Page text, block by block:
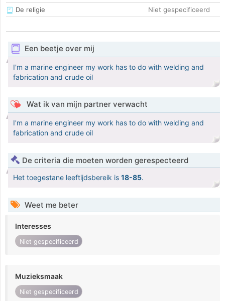
De religie
Niet gespecificeerd
Een beetje over mij
I'm a marine engineer my work has to do with welding and
fabrication and crude oil
Wat ik van mijn partner verwacht
I'm a marine engineer my work has to do with welding and
fabrication and crude oil
De criteria die moeten worden gerespecteerd
Het toegestane leeftijdsbereik is 18-85.
Weet me beter
Interesses
Niet gespecificeerd
Muzieksmaak
Niet gespecificeerd